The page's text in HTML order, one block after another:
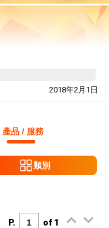
2018年2月1日
產品 / 服務
類別
P. of 1